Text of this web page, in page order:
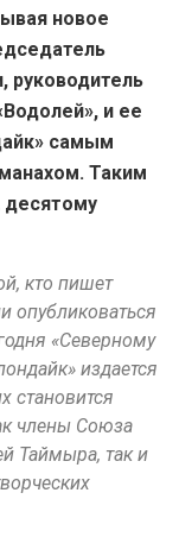
новое
руководитель
и ее
самым
Таким
десятому
кто пишет
опубликоваться
«Северному
издается
становится
члены Союза
Таймыра, так и